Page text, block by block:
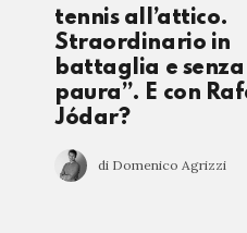
tennis all’attico.
Straordinario in
battaglia e senza
paura”. E con
Jódar?
di Domenico Agrizzi